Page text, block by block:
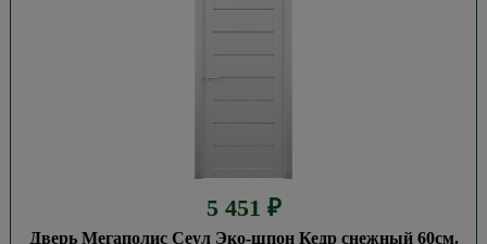
5 451 ₽
Дверь Мегаполис Сеул Эко-шпон Кедр снежный 60см.